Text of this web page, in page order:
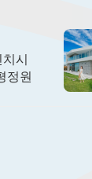
시
정원